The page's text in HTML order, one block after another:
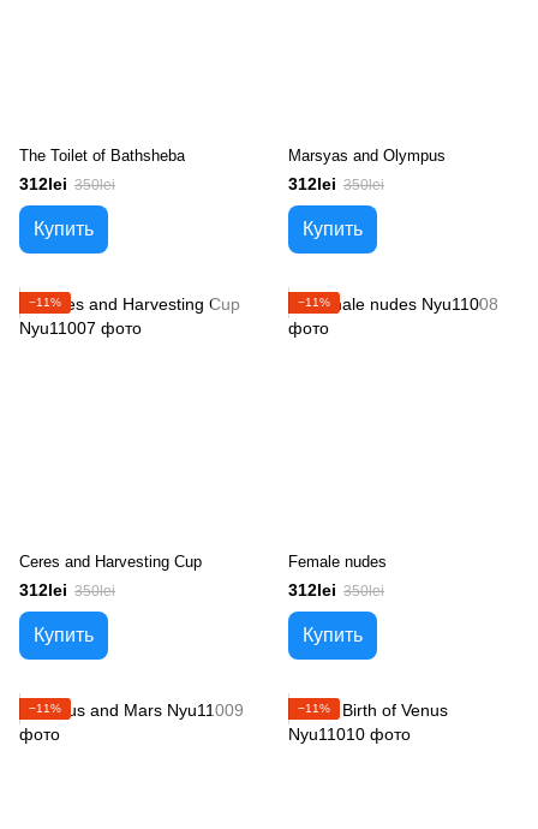
The Toilet of Bathsheba
312lei 350lei
Купить
Marsyas and Olympus
312lei 350lei
Купить
−11%
Ceres and Harvesting Cup
312lei 350lei
Купить
−11%
Female nudes
312lei 350lei
Купить
−11% −11%